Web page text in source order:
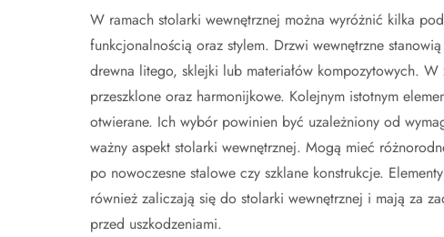
W ramach stolarki wewnętrznej można wyróżnić kilka
funkcjonalnością oraz stylem. Drzwi wewnętrzne
drewna litego, sklejki lub materiałów kompozytowych.
przeszklone oraz harmonijkowe. Kolejnym istotnym
otwierane. Ich wybór powinien być uzależniony od
ważny aspekt stolarki wewnętrznej. Mogą mieć
po nowoczesne stalowe czy szklane konstrukcje.
również zaliczają się do stolarki wewnętrznej i mają za
przed uszkodzeniami.